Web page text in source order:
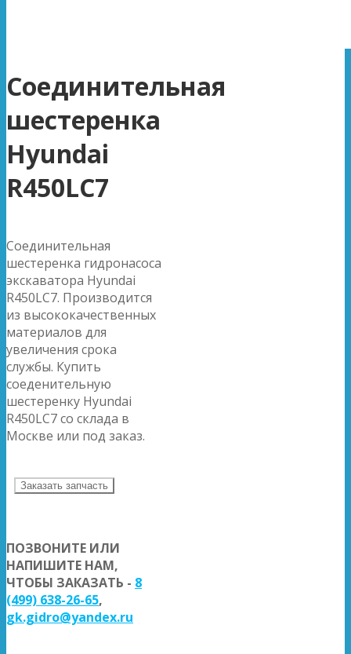
Соединительная
шестеренка
Hyundai
R450LC7
Соединительная
шестеренка гидронасоса
экскаватора Hyundai
R450LC7. Производится
из высококачественных
материалов для
увеличения срока
службы. Купить
соеденительную
шестеренку Hyundai
R450LC7 со склада в
Москве или под заказ.
Заказать запчасть
ПОЗВОНИТЕ ИЛИ
НАПИШИТЕ НАМ,
ЧТОБЫ ЗАКАЗАТЬ - 8
(499) 638-26-65,
gk.gidro@yandex.ru